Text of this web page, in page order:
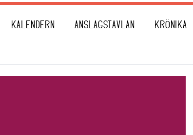
KALENDERN ANSLAGSTAVLAN KRÖNIKA